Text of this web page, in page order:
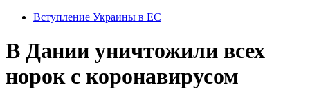
Вступление Украины в ЕС
В Дании уничтожили всех
норок с коронавирусом